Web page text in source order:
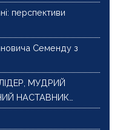
перспективи
Семенду з
МУДРИЙ
НАСТАВНИК…